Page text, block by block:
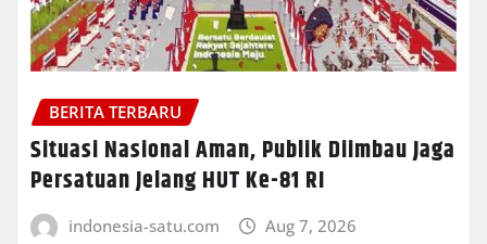
BERITA TERBARU
Situasi Nasional Aman, Publik Diimbau Jaga
Persatuan Jelang HUT Ke-81 RI
indonesia-satu.com Aug 7, 2026